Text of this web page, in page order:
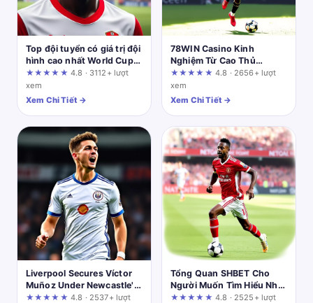
Top đội tuyển có giá trị đội
hình cao nhất World Cup
2026: Những "ông lớn"
thống trị
★★★★★ 4.8 · 3112+ lượt
xem
Xem Chi Tiết →
78WIN Casino Kinh
Nghiệm Từ Cao Thủ
Casino
★★★★★ 4.8 · 2656+ lượt
xem
Xem Chi Tiết →
Liverpool Secures Víctor
Muñoz Under Newcastle's
Nose: A Verification-First
★★★★★ 4.8 · 2537+ lượt
Tổng Quan SHBET Cho
Người Muốn Tìm Hiểu Nhà
Cái Đúng Cách
★★★★★ 4.8 · 2525+ lượt